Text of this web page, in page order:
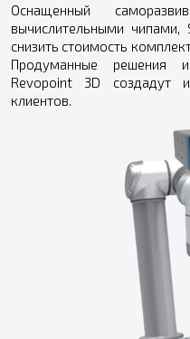
Оснащенный
вычислительными
снизить стоимость
Продуманные решения
Revopoint 3D создадут
клиентов.